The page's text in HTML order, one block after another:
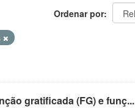
Ordenar por
gratificada (FG) e funç...